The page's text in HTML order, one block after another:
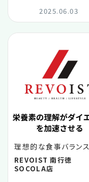
2025.06.03
理想的な食事バランス
REVOIST 南行徳
SOCOLA店